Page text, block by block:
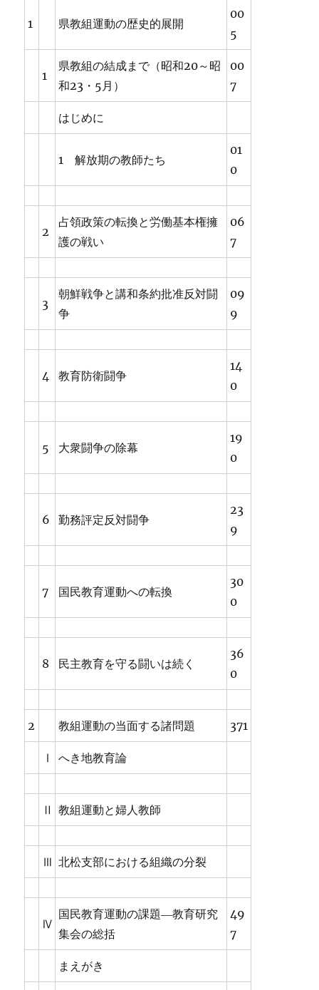
1 県教組運動の歴史的展開
00
5
1
県教組の結成まで（昭和20～昭
和23・5月）
00
7
はじめに
1 解放期の教師たち
01
0
2
占領政策の転換と労働基本権擁
護の戦い
06
7
3
朝鮮戦争と講和条約批准反対闘
争
09
9
4 教育防衛闘争
14
0
5 大衆闘争の除幕
19
0
6 勤務評定反対闘争
23
9
7 国民教育運動への転換
30
0
8 民主教育を守る闘いは続く
36
0
2 教組運動の当面する諸問題 371
Ⅰ へき地教育論
Ⅱ 教組運動と婦人教師
Ⅲ 北松支部における組織の分裂
Ⅳ
国民教育運動の課題―教育研究
集会の総括
49
7
まえがき